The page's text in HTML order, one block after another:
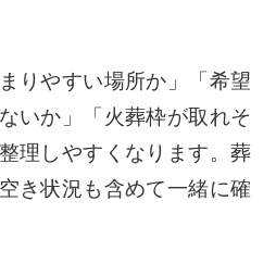
りやすい場所か」「希望
いか」「火葬枠が取れそ
理しやすくなります。葬
き状況も含めて一緒に確